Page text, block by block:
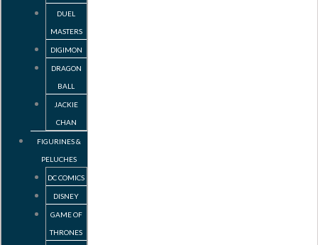
DUEL
MASTERS
DIGIMON
DRAGON
BALL
JACKIE
CHAN
FIGURINES &
PELUCHES
DC COMICS
DISNEY
GAME OF
THRONES